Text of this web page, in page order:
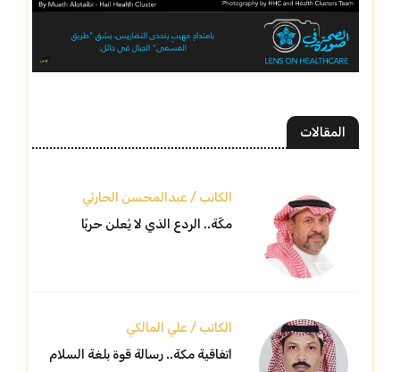
المقالات
الكاتب / عبدالمحسن الحارثي
مكّة.. الردع الذي لا يُعلن حربًا
الكاتب / علي المالكي
اتفاقية مكة.. رسالة قوة بلغة السلام